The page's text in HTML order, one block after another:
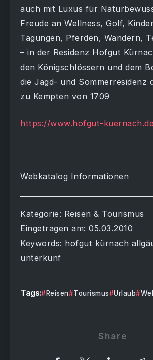
auch mit Luxus für
Freude an Wellness, Golf,
Tagungen, Pferden, Wandern,
– in der Residenz Hofgut
den Königschlössern und dem
die Jagd- und Sommerresidenz
zu Kempten von 1709
https://www.hofgut-kuernach.de
Webkatalog Informationen
Kategorie: Reisen & Tourismus
Eingetragen am: 05.03.2010
Keywords: hofgut kürnach
unterkunf
Tags: Reisen Tourismus Urlaub
Share